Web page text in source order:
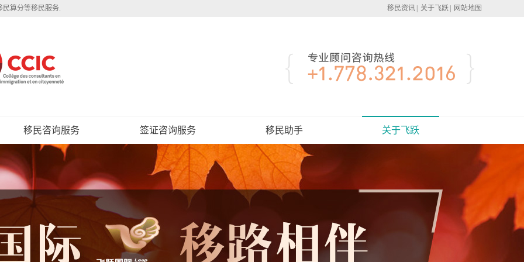
算分等移民服务. 移民资讯 关于飞跃 网站地图
移民咨询服务 签证咨询服务 移民助手 关于飞跃